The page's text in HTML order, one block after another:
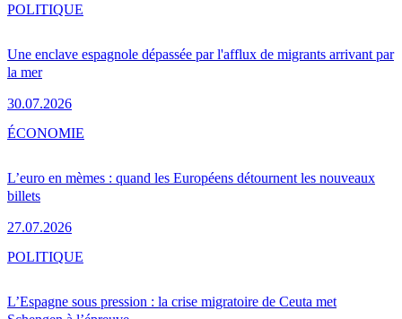
Une enclave espagnole dépassée par l'afflux de migrants arrivant par
la mer
30.07.2026
POLITIQUE
L’euro en mèmes : quand les Européens détournent les nouveaux
billets
27.07.2026
ÉCONOMIE
L’Espagne sous pression : la crise migratoire de Ceuta met
POLITIQUE